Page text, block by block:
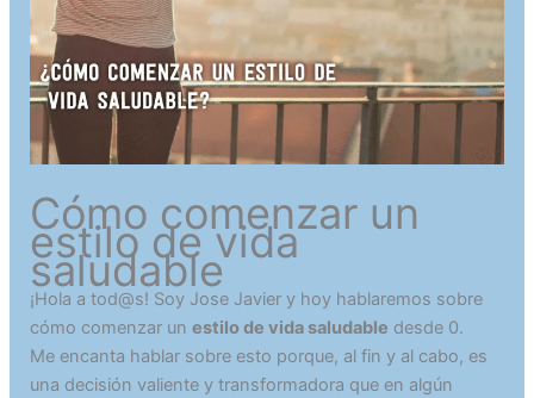
Cómo comenzar un
estilo de vida
saludable
¡Hola a tod@s! Soy Jose Javier y hoy hablaremos sobre
cómo comenzar unestilo de vida saludable desde 0.
Me encanta hablar sobre esto porque, al fin y al cabo, es
una decisión valiente y transformadora que en algún